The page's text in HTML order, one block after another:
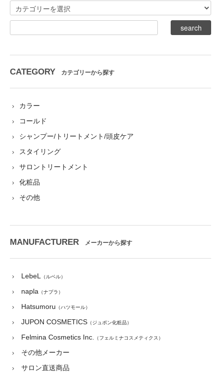
CATEGORY カテゴリーから探す
カラー
コールド
シャンプー/トリートメント/頭皮ケア
スタイリング
サロントリートメント
化粧品
その他
MANUFACTURER メーカーから探す
LebeL （ルベル）
napla （ナプラ）
Hatsumoru （ハツモール）
JUPON COSMETICS （ジュポン化粧品）
Felmina Cosmetics Inc. （フェルミナコスメティクス）
その他メーカー
サロン直送商品